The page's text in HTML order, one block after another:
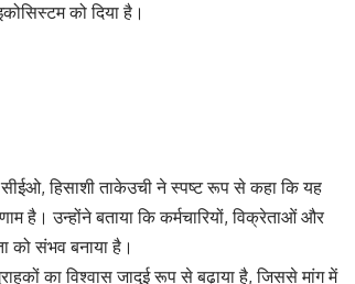
को दिया है।
हिसाशी ताकेउची ने स्पष्ट रूप से कहा कि यह
है। उन्होंने बताया कि कर्मचारियों, विक्रेताओं और
को संभव बनाया है।
का विश्वास जादुई रूप से बढ़ाया है, जिससे मांग में